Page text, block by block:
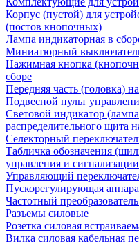
Корпус (пустой) для
(постов кнопочных)
Лампа индикаторная в
Миниатюрный
Нажимная кнопка
сборе
Передняя часть (головка)
Подвесной пульт
Световой индикатор
распределительного щита
Селекторный
Табличка обозначения
управления и сигнализации
Управляющий
Пускорегулирующая
Частотный
Разъемы силовые
Розетка силовая
Вилка силовая кабельная